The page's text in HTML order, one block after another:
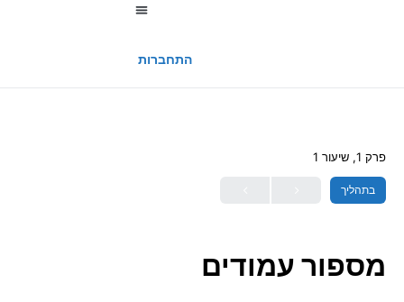
התחברות
פרק 1, שיעור 1
בתהליך
מספור עמודים